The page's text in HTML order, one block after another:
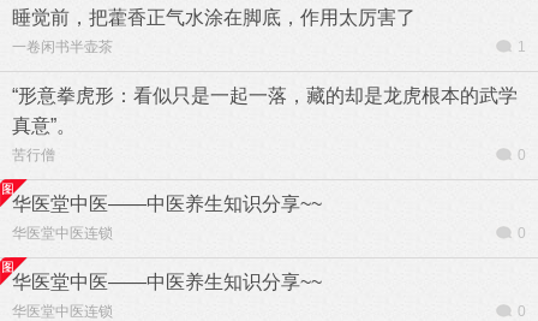
睡觉前，把藿香正气水涂在脚底，作用太厉害了
一卷闲书半壶茶 1
“形意拳虎形：看似只是一起一落，藏的却是龙虎根本的武学
真意”。
苦行僧 0
华医堂中医——中医养生知识分享~~
华医堂中医连锁 0
华医堂中医——中医养生知识分享~~
华医堂中医连锁 0